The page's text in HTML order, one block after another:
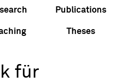
Publications
Theses
für